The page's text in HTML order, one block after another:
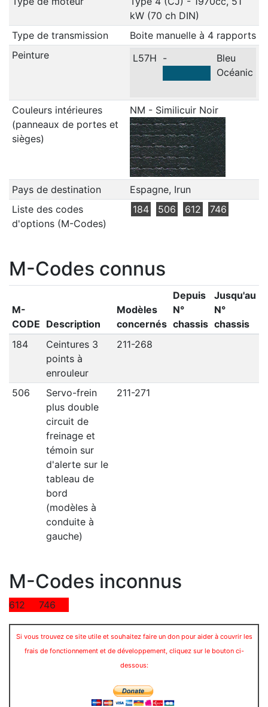
kW (70 ch DIN)
Type de transmission
Boite manuelle à 4 rapports
Peinture
L57H -
Bleu
Océanic
Couleurs intérieures
(panneaux de portes et
sièges)
NM - Similicuir Noir
Pays de destination
Espagne, Irun
Liste des codes
d'options (M-Codes)
184 506 612 746
M-Codes connus
M-
CODE Description
Modèles
concernés
Depuis
N°
chassis
Jusqu'au
N°
chassis
184
Ceintures 3
points à
enrouleur
211-268
506
Servo-frein
plus double
circuit de
freinage et
témoin sur
d'alerte sur le
tableau de
bord
(modèles à
conduite à
gauche)
211-271
M-Codes inconnus
612 746
Si vous trouvez ce site utile et souhaitez faire un don pour aider à couvrir les
frais de fonctionnement et de développement, cliquez sur le bouton ci-
dessous: